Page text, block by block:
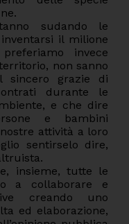
sudando le
il milione
invece
non sanno
sincero grazie di
durante le
e che dire
e bambini
attività a loro
sentirselo dire,
insieme, tutte le
a collaborare e
creando uno
ed elaborazione,